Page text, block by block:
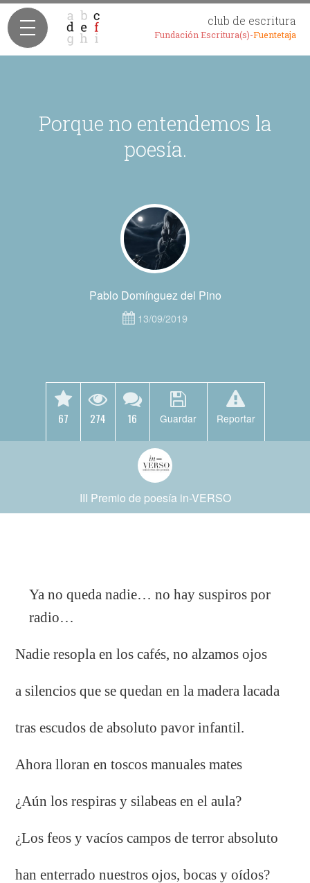
club de escritura
Fundación Escritura(s)-Fuentetaja
Porque no entendemos la
poesía.
Pablo Domínguez del Pino
13/09/2019
67 274 16 Guardar Reportar
III Premio de poesía in-VERSO
Ya no queda nadie… no hay suspiros por
radio…
Nadie resopla en los cafés, no alzamos ojos
a silencios que se quedan en la madera lacada
tras escudos de absoluto pavor infantil.
Ahora lloran en toscos manuales mates
¿Aún los respiras y silabeas en el aula?
¿Los feos y vacíos campos de terror absoluto
han enterrado nuestros ojos, bocas y oídos?